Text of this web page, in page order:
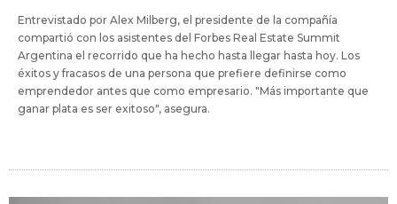
Entrevistado por Alex Milberg, el presidente de la compañía
compartió con los asistentes del Forbes Real Estate Summit
Argentina el recorrido que ha hecho hasta llegar hasta hoy. Los
éxitos y fracasos de una persona que prefiere definirse como
emprendedor antes que como empresario. "Más importante que
ganar plata es ser exitoso", asegura.